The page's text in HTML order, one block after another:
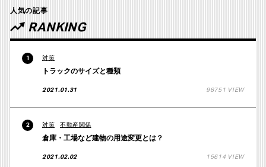
人気の記事
RANKING
1 対策
トラックのサイズと種類
2021.01.31 98751 VIEW
2 対策 不動産関係
倉庫・工場など建物の用途変更とは？
2021.02.02 15614 VIEW